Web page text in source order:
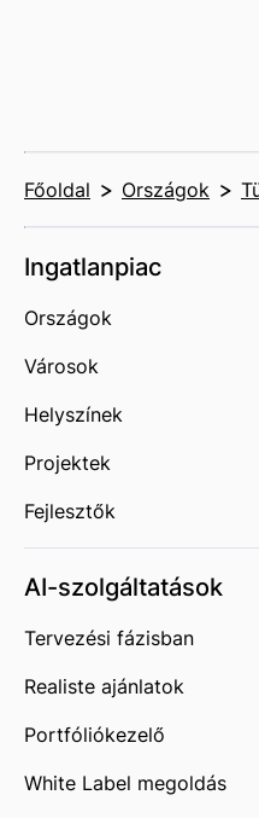
Főoldal Országok
Ingatlanpiac
Országok
Városok
Helyszínek
Projektek
Fejlesztők
AI-szolgáltatások
Tervezési fázisban
Realiste ajánlatok
Portfóliókezelő
White Label megoldás